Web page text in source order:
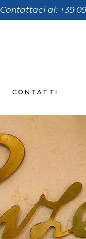
Contattaci al: +39
CONTATTI
No products in the